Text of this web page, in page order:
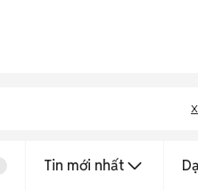
Tin mới nhất